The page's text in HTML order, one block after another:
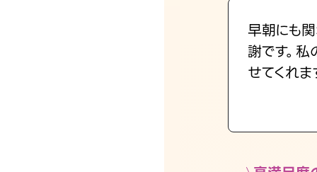
早朝にも
謝です。
せてくれま